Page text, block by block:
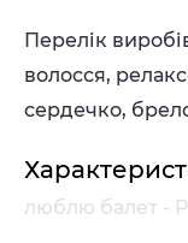
Перелік
волосся,
сердечко,
люблю балет -